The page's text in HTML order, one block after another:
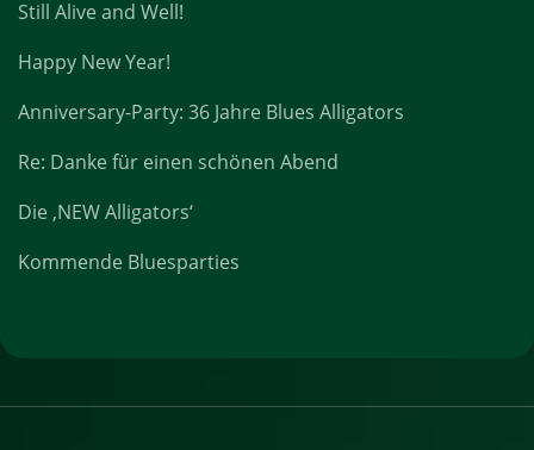
Still Alive and Well!
Happy New Year!
Anniversary-Party: 36 Jahre Blues Alligators
Re: Danke für einen schönen Abend
Die ‚NEW Alligators‘
Kommende Bluesparties